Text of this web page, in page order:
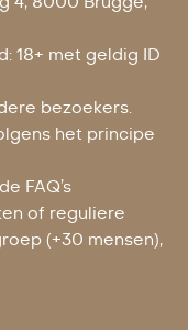
18+ met geldig ID
bezoekers.
het principe
FAQ’s
of reguliere
(+30 mensen),